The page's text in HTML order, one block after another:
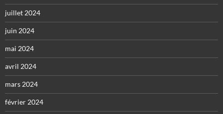
juillet 2024
juin 2024
mai 2024
avril 2024
mars 2024
février 2024